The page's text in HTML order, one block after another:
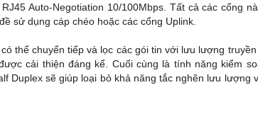
Auto-Negotiation 10/100Mbps. Tất cả các cổng
sử dụng cáp chéo hoặc các cổng Uplink.
thể chuyển tiếp và lọc các gói tin với lưu lượng
cải thiện đáng kể. Cuối cùng là tính năng kiểm
Duplex sẽ giúp loại bỏ khả năng tắc nghẽn lưu lượng